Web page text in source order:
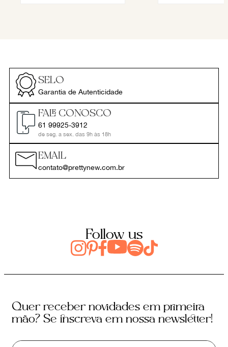
SELO
Garantia de Autenticidade
FALE CONOSCO
61 99925-3912
de seg. a sex. das 9h às 18h
EMAIL
contato@prettynew.com.br
Follow us
Quer receber novidades em primeira
mão? Se inscreva em nossa newsletter!